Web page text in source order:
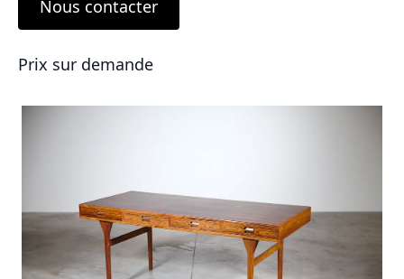
Nous contacter
Prix sur demande